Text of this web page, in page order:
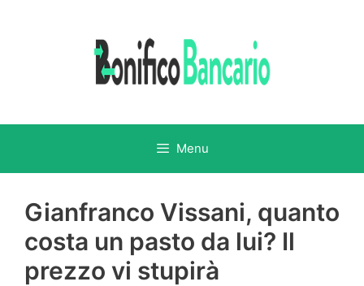
Menu
Gianfranco Vissani, quanto
costa un pasto da lui? Il
prezzo vi stupirà